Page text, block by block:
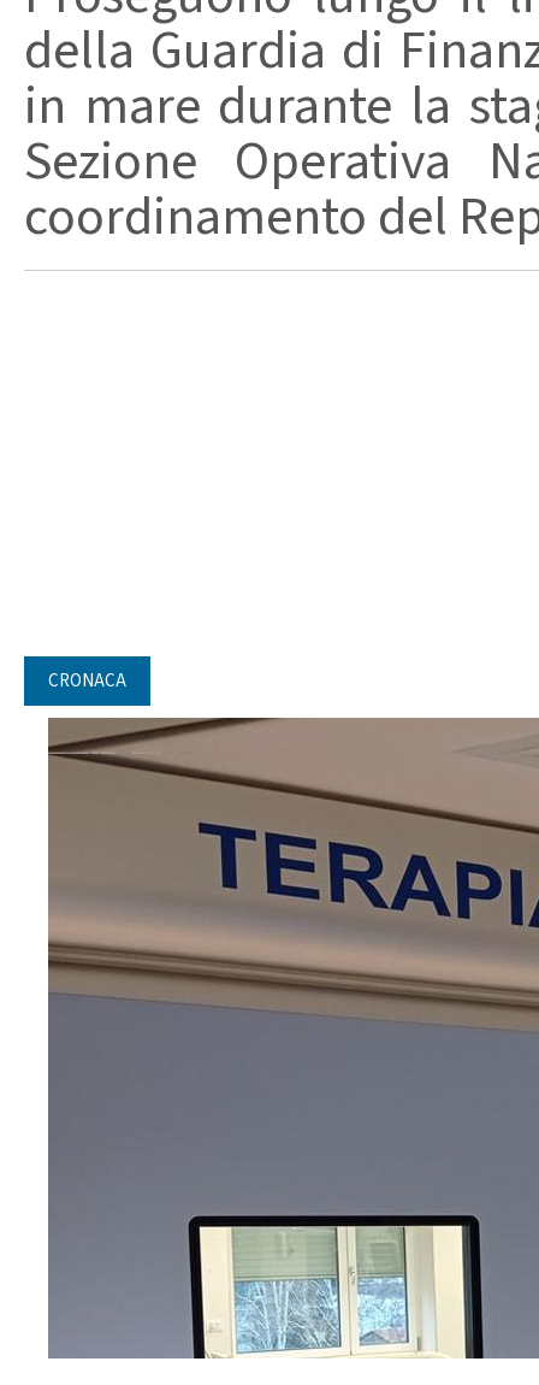
della Guardia di
in mare durante la
Sezione Operativa
coordinamento del
CRONACA